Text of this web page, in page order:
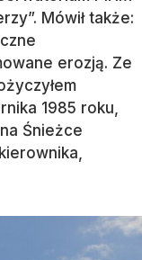
Mówił także:
erozją. Ze
1985 roku,
Śnieżce